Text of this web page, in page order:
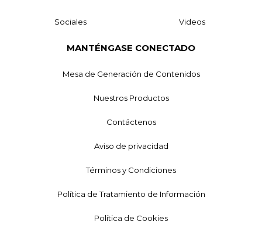
Sociales Videos
MANTÉNGASE CONECTADO
Mesa de Generación de Contenidos
Nuestros Productos
Contáctenos
Aviso de privacidad
Términos y Condiciones
Política de Tratamiento de Información
Política de Cookies